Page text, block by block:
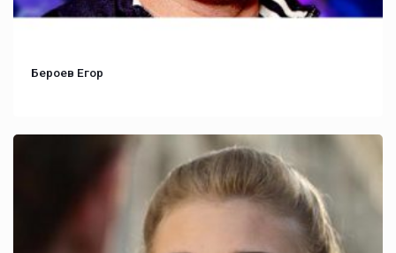
Бероев Егор